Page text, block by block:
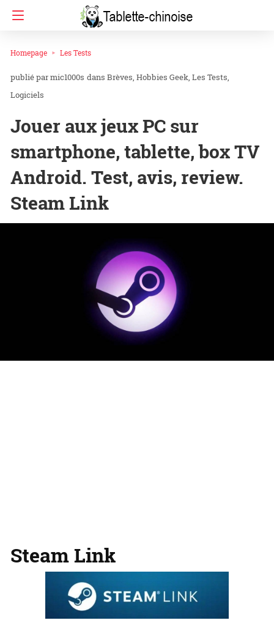
Homepage Les Tests
mic1000s dans Brèves Hobbies Geek Les Tests
Logiciels
Jouer aux jeux PC sur
smartphone, tablette, box TV
Android. Test, avis, review.
Steam Link
Steam Link